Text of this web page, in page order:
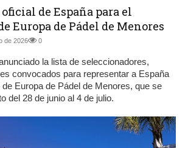
de España para el
Europa de Pádel de Menores
de 2026 0
la lista de seleccionadores,
convocados para representar a España
Europa de Pádel de Menores, que se
del 28 de junio al 4 de julio.